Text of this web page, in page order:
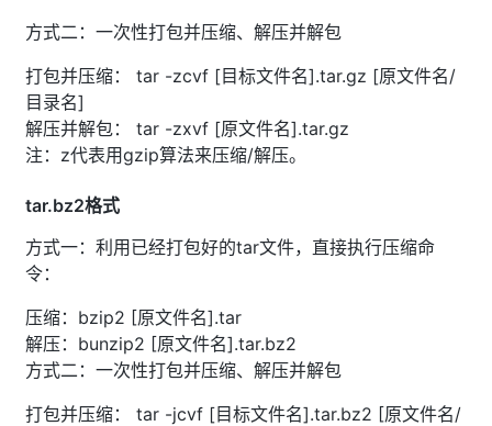
方式二：一次性打包并压缩、解压并解包
打包并压缩： tar -zcvf [目标文件名].tar.gz [原文件名/
目录名]
解压并解包： tar -zxvf [原文件名].tar.gz
注：z代表用gzip算法来压缩/解压。
tar.bz2格式
方式一：利用已经打包好的tar文件，直接执行压缩命
令：
压缩：bzip2 [原文件名].tar
解压：bunzip2 [原文件名].tar.bz2
方式二：一次性打包并压缩、解压并解包
打包并压缩： tar -jcvf [目标文件名].tar.bz2 [原文件名/